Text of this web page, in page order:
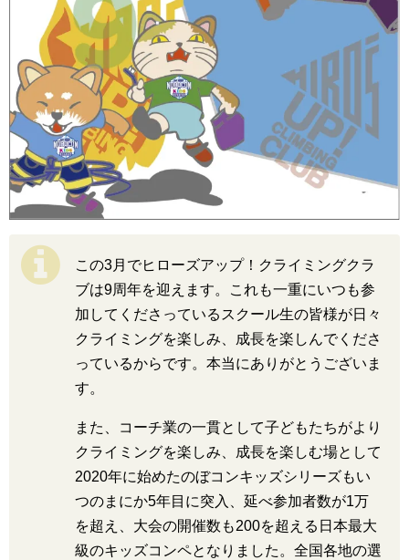
この3月でヒローズアップ！クライミングクラ
ブは9周年を迎えます。これも一重にいつも参
加してくださっているスクール生の皆様が日々
クライミングを楽しみ、成長を楽しんでくださ
っているからです。本当にありがとうございま
す。
また、コーチ業の一貫として子どもたちがより
クライミングを楽しみ、成長を楽しむ場として
2020年に始めたのぼコンキッズシリーズもい
つのまにか5年目に突入、延べ参加者数が1万
を超え、大会の開催数も200を超える日本最大
級のキッズコンペとなりました。全国各地の選